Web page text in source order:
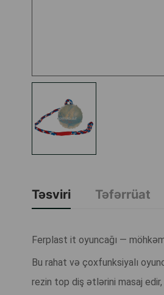
Təsviri Təfərrüat
Ferplast it oyuncağı —
Bu rahat və çoxfunksiyalı
rezin top diş ətlərini masaj edir,